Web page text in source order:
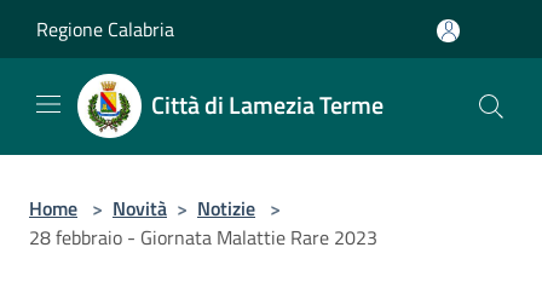
Regione Calabria
Città di Lamezia Terme
Home > Novità > Notizie >
28 febbraio - Giornata Malattie Rare 2023